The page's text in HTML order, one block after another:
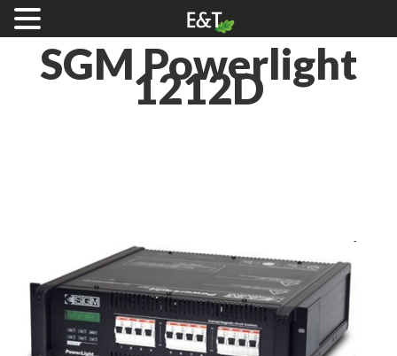
SGMPowerlight
1212D